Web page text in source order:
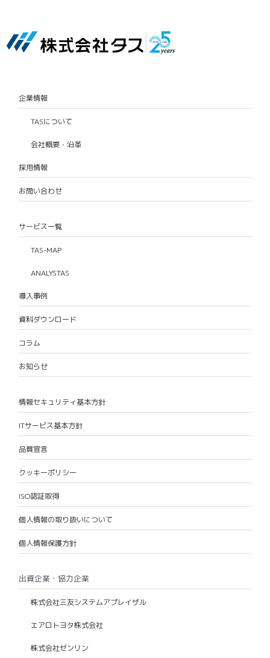
企業情報
TASについて
会社概要・沿革
採用情報
お問い合わせ
サービス一覧
TAS-MAP
ANALYSTAS
導入事例
資料ダウンロード
コラム
お知らせ
情報セキュリティ基本方針
ITサービス基本方針
品質宣言
クッキーポリシー
ISO認証取得
個人情報の取り扱いについて
個人情報保護方針
出資企業・協力企業
株式会社三友システムアプレイザル
エアロトヨタ株式会社
株式会社ゼンリン